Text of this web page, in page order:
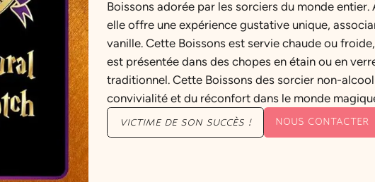
Boissons adorée par les sorciers du monde entier.
elle offre une expérience gustative unique,
vanille. Cette Boissons est servie chaude ou
est présentée dans des chopes en étain ou en
traditionnel. Cette Boissons des sorcier non-
convivialité et du réconfort dans le monde
VICTIME DE SON SUCCÈS ! NOUS CONTACTER